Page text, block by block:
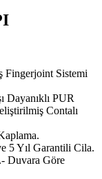
Fingerjoint Sistemi
Dayanıklı PUR
Contalı
5 Yıl Garantili Cila.
Duvara Göre